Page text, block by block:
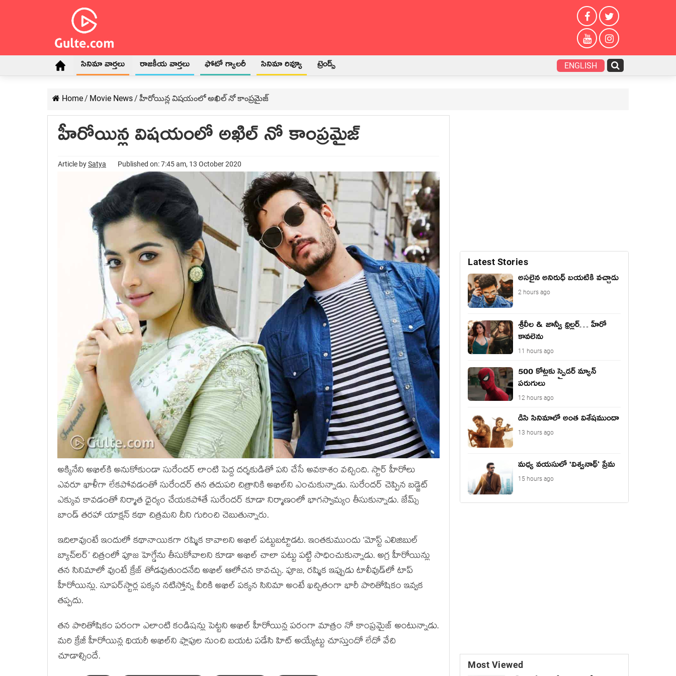
సినిమా వార్తలు రాజకీయ వార్తలు ఫోటో గ్యాలరీ సినిమా రివ్యూ ట్రెండ్స్ ENGLISH
Home/ Movie News/ హీరోయిన్ల విషయంలో అఖిల్‍ నో కాంప్రమైజ్‍
హీరోయిన్ల విషయంలో అఖిల్‍ నో కాంప్రమైజ్‍
Article bySatya Published on: 7:45 am, 13 October 2020
అక్కినేని అఖిల్‍కి అనుకోకుండా సురేందర్‍ లాంటి పెద్ద దర్శకుడితో పని చేసే అవకాశం వచ్చింది. స్టార్‍ హీరోలు
ఎవరూ ఖాళీగా లేకపోవడంతో సురేందర్‍ తన తదుపరి చిత్రానికి అఖిల్‍ని ఎంచుకున్నాడు. సురేందర్‍ చెప్పిన బడ్జెట్‍
ఎక్కువ కావడంతో నిర్మాత ధైర్యం చేయకపోతే సురేందర్‍ కూడా నిర్మాణంలో భాగస్వామ్యం తీసుకున్నాడు. జేమ్స్
బాండ్‍ తరహా యాక్షన్‍ కథా చిత్రమని దీని గురించి చెబుతున్నారు.
ఇదిలావుంటే ఇందులో కథానాయికగా రష్మిక కావాలని అఖిల్‍ పట్టుబట్టాడట. ఇంతకుముందు ‘మోస్ట్ ఎలిజిబుల్‍
బ్యాచ్‍లర్‍’ చిత్రంలో పూజ హెగ్డేను తీసుకోవాలని కూడా అఖిల్‍ చాలా పట్టు పట్టి సాధించుకున్నాడు. అగ్ర హీరోయిన్లు
తన సినిమాలో వుంటే క్రేజ్‍ తోడవుతుందనేది అఖిల్‍ ఆలోచన కావచ్చు. పూజ, రష్మిక ఇప్పుడు టాలీవుడ్‍లో టాప్‍
హీరోయిన్లు. సూపర్‍స్టార్ల పక్కన నటిస్తోన్న వీరికి అఖిల్‍ పక్కన సినిమా అంటే ఖచ్చితంగా భారీ పారితోషికం ఇవ్వక
తప్పదు.
తన పారితోషికం పరంగా ఎలాంటి కండిషన్లు పెట్టని అఖిల్‍ హీరోయిన్ల పరంగా మాత్రం నో కాంప్రమైజ్‍ అంటున్నాడు.
మరి క్రేజీ హీరోయిన్ల థియరీ అఖిల్‍ని ఫ్లాపుల నుంచి బయట పడేసి హిట్‍ అయ్యేట్టు చూస్తుందో లేదో వేచి
చూడాల్సిందే.
Latest Stories
అసలైన అనిరుధ్ బయటికి వచ్చాడు
2 hours ago
శ్రీలీల & జాన్వీ థ్రిల్లర్… హీరో
కావలెను
11 hours ago
500 కోట్లకు స్పైడర్ మ్యాన్
పరుగులు
12 hours ago
డిసి సినిమాలో అంత విశేషముందా
13 hours ago
మధ్య వయసులో ‘విశ్వనాథ్’ ప్రేమ
15 hours ago
Most Viewed